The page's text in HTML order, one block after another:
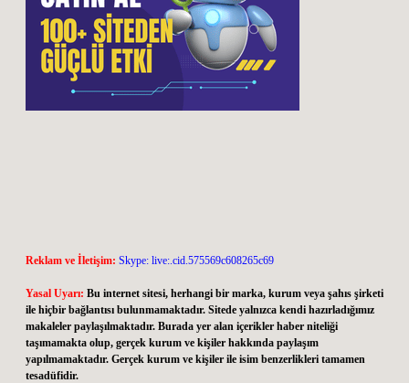
Reklam ve İletişim: Skype: live:.cid.575569c608265c69
Yasal Uyarı: Bu internet sitesi, herhangi bir marka, kurum veya şahıs şirketi
ile hiçbir bağlantısı bulunmamaktadır. Sitede yalnızca kendi hazırladığımız
makaleler paylaşılmaktadır. Burada yer alan içerikler haber niteliği
taşımamakta olup, gerçek kurum ve kişiler hakkında paylaşım
yapılmamaktadır. Gerçek kurum ve kişiler ile isim benzerlikleri tamamen
tesadüfidir.